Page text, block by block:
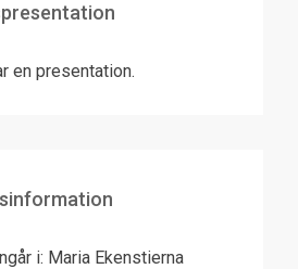
en presentation.
i: Maria Ekenstierna